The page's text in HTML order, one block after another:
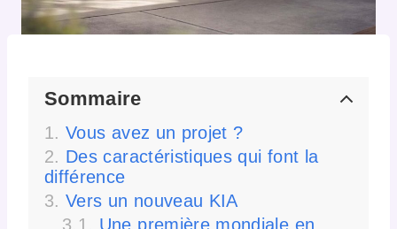
Sommaire
Vous avez un projet ?
Des caractéristiques qui font la
différence
Vers un nouveau KIA
Une première mondiale en